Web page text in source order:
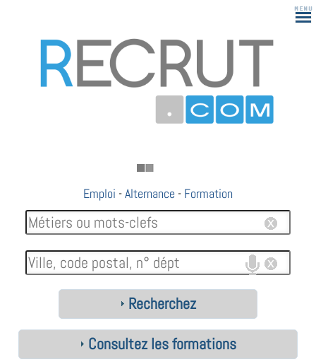
183
Emploi -Alternance - Formation
Recherchez
Consultez les formations